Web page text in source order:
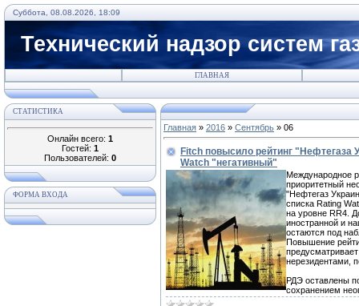
Суббота, 08.08.2026, 18:09
Технический надзор систем
ГЛАВНАЯ
СТАТИСТИКА
Онлайн всего: 1
Гостей: 1
Пользователей: 0
ФОРМА ВХОДА
Главная » 2016 » Сентябрь » 06
Fitch повысило рейтинг "Нефтегаза
Watch "негативный"
Международное
приоритетный
"Нефтегаз
списка Rating
на уровне RR4.
иностранной и
остаются под
Повышение
нерезидентами,
РДЭ оставлены
сохранением